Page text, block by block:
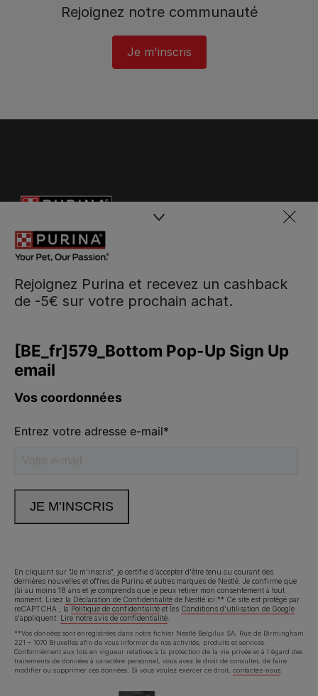
Rejoignez notre communauté
Je m'inscris
Rejoignez Purina et recevez un cashback
de -5€ sur votre prochain achat.
En cliquant sur "Je m'inscris", je certifie d'accepter d'être tenu au courant des
dernières nouvelles et offres de Purina et autres marques de Nestlé. Je confirme que
j’ai au moins 18 ans et je comprends que je peux retirer mon consentement à tout
moment. Lisez la Déclaration de Confidentialité de Nestlé ici.** Ce site est protégé par
reCAPTCHA ; la Politique de confidentialité et les Conditions d'utilisation de Google
s'appliquent.
Lire notre avis de confidentialité
**Vos données sont enregistrées dans notre fichier Nestlé Belgilux SA, Rue de Birmingham
221 – 1070 Bruxelles afin de vous informer de nos activités, produits et services.
Conformément aux lois en vigueur relatives à la protection de la vie privée et à l'égard des
traitements de données à caractère personnel, vous avez le droit de consulter, de faire
modifier ou supprimer ces données. Si vous voulez exercer ce droit, contactez-nous.
Neem contact met ons op
Déclaration d'accessibilité Conditions d’utilisation
Avis de confidentialité Cookies